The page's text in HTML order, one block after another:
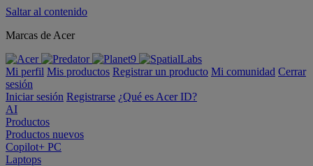
Saltar al contenido
Marcas de Acer
Mi perfil Mis productos Registrar un producto Mi comunidad Cerrar
sesión
Iniciar sesión Registrarse ¿Qué es Acer ID?
AI
Productos
Productos nuevos
Copilot+ PC
Laptops